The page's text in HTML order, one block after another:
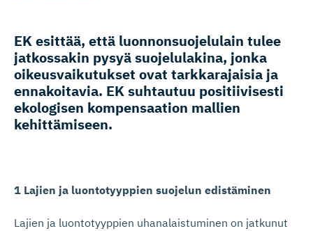
EK esittää, että luonnonsuo­je­lulain tulee
jatkossakin pysyä suojelulakina, jonka
oikeusvai­ku­tukset ovat tarkkarajaisia ja
ennakoitavia. EK suhtautuu positiivisesti
ekologisen kompensaation mallien
kehittämiseen.
1 Lajien ja luontotyyppien suojelun edistäminen
Lajien ja luontotyyppien uhanalaistuminen on jatkunut